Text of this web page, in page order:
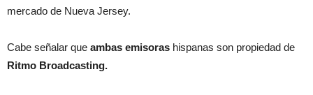
mercado de Nueva Jersey.
Cabe señalar que ambas emisoras hispanas son propiedad de
Ritmo Broadcasting.